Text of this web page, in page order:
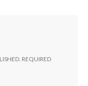
REQUIRED